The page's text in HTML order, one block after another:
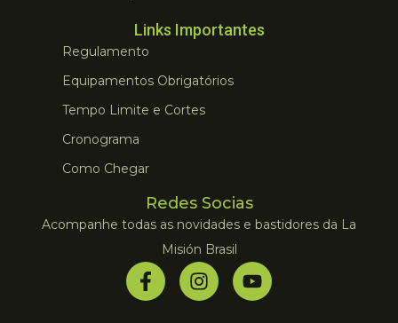
Links Importantes
Regulamento
Equipamentos Obrigatórios
Tempo Limite e Cortes
Cronograma
Como Chegar
Redes Socias
Acompanhe todas as novidades e bastidores da La
Misión Brasil